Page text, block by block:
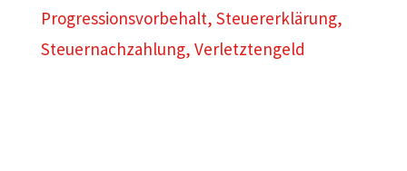
Progressionsvorbehalt, Steuererklärung,
Steuernachzahlung, Verletztengeld